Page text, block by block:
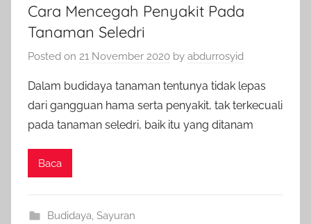
Cara Mencegah Penyakit Pada
Tanaman Seledri
Posted on 21 November 2020 by abdurrosyid
Dalam budidaya tanaman tentunya tidak lepas
dari gangguan hama serta penyakit, tak terkecuali
pada tanaman seledri, baik itu yang ditanam
Baca
Budidaya, Sayuran